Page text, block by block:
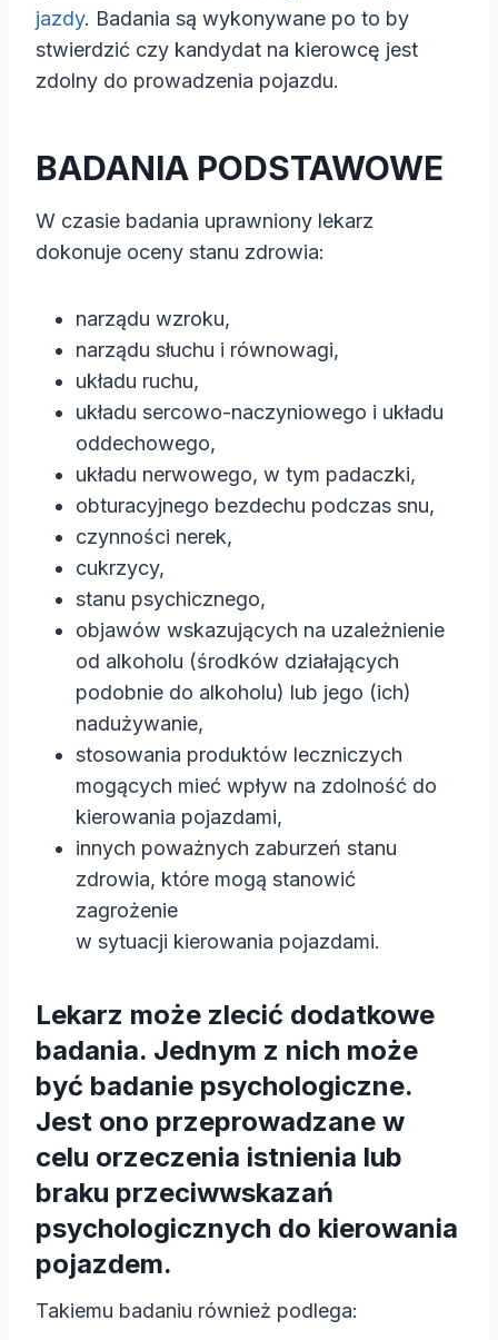
jazdy. Badania są wykonywane po to by
stwierdzić czy kandydat na kierowcę jest
zdolny do prowadzenia pojazdu.
BADANIA PODSTAWOWE
W czasie badania uprawniony lekarz
dokonuje oceny stanu zdrowia:
narządu wzroku,
narządu słuchu i równowagi,
układu ruchu,
układu sercowo-naczyniowego i układu
oddechowego,
układu nerwowego, w tym padaczki,
obturacyjnego bezdechu podczas snu,
czynności nerek,
cukrzycy,
stanu psychicznego,
objawów wskazujących na uzależnienie
od alkoholu (środków działających
podobnie do alkoholu) lub jego (ich)
nadużywanie,
stosowania produktów leczniczych
mogących mieć wpływ na zdolność do
kierowania pojazdami,
innych poważnych zaburzeń stanu
zdrowia, które mogą stanowić
zagrożenie
w sytuacji kierowania pojazdami.
Lekarz może zlecić dodatkowe
badania. Jednym z nich może
być badanie psychologiczne.
Jest ono przeprowadzane w
celu orzeczenia istnienia lub
braku przeciwwskazań
psychologicznych do kierowania
pojazdem.
Takiemu badaniu również podlega: